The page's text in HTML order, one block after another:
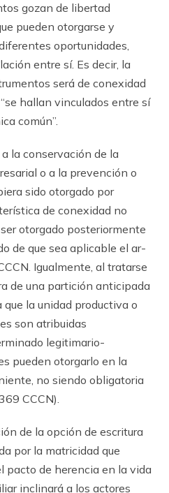
gozan de libertad
pueden otorgarse y
oportunidades,
entre sí. Es decir, la
será de conexidad
hallan vinculados entre sí
común”.
la conservación de la
o a la prevención o
sido otorgado por
de conexidad no
otorgado posteriormente
de que sea aplicable el ar­
Igualmente, al tratarse
de una partición anticipada
la unidad productiva o
son atribuidas
legitimario-
pueden otorgarlo en la
no siendo obligatoria
CCCN).
de la opción de escritura
por la matricidad que
pacto de herencia en la vida
inclinará a los actores